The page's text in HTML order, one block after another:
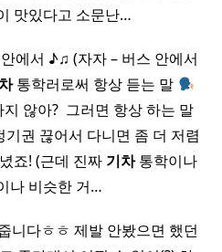
맛있다고 소문난…
에서 ♪♫ (자자 – 버스 안에서
통학러로써 항상 듣는 말
않아? ​ 그러면 항상 하는 말
권 끊어서 다니면 좀 더 저렴
죠! (근데 진짜 기차통학이나
나 비슷한 거…
니다ㅎㅎ 제발 안봤으면 했던